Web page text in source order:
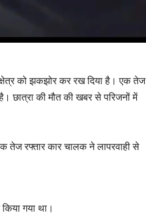
को झकझोर कर रख दिया है। एक तेज
छात्रा की मौत की खबर से परिजनों में
तेज रफ्तार कार चालक ने लापरवाही से
गया था।